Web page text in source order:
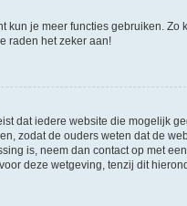
je meer functies gebruiken. Zo
raden het zeker aan!
dat iedere website die mogelijk
zodat de ouders weten dat de
is, neem dan contact op met
deze wetgeving, tenzij dit